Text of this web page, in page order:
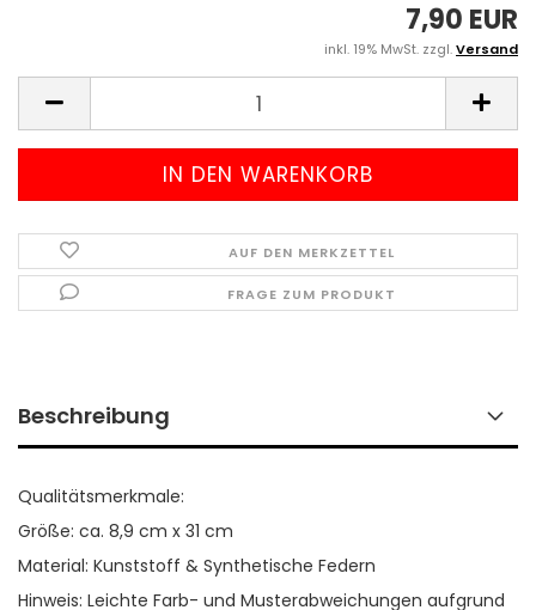
7,90 EUR
inkl. 19% MwSt. zzgl.Versand
AUF DEN MERKZETTEL
FRAGE ZUM PRODUKT
Beschreibung
Qualitätsmerkmale:
Größe: ca. 8,9 cm x 31 cm
Material: Kunststoff & Synthetische Federn
Hinweis: Leichte Farb- und Musterabweichungen aufgrund